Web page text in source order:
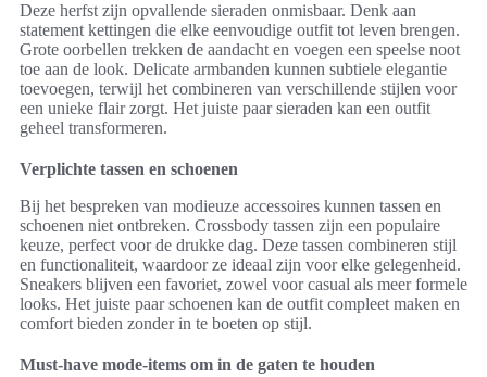
Deze herfst zijn opvallende sieraden onmisbaar. Denk aan
statement kettingen die elke eenvoudige outfit tot leven brengen.
Grote oorbellen trekken de aandacht en voegen een speelse noot
toe aan de look. Delicate armbanden kunnen subtiele elegantie
toevoegen, terwijl het combineren van verschillende stijlen voor
een unieke flair zorgt. Het juiste paar sieraden kan een outfit
geheel transformeren.
Verplichte tassen en schoenen
Bij het bespreken van modieuze accessoires kunnen tassen en
schoenen niet ontbreken. Crossbody tassen zijn een populaire
keuze, perfect voor de drukke dag. Deze tassen combineren stijl
en functionaliteit, waardoor ze ideaal zijn voor elke gelegenheid.
Sneakers blijven een favoriet, zowel voor casual als meer formele
looks. Het juiste paar schoenen kan de outfit compleet maken en
comfort bieden zonder in te boeten op stijl.
Must-have mode-items om in de gaten te houden